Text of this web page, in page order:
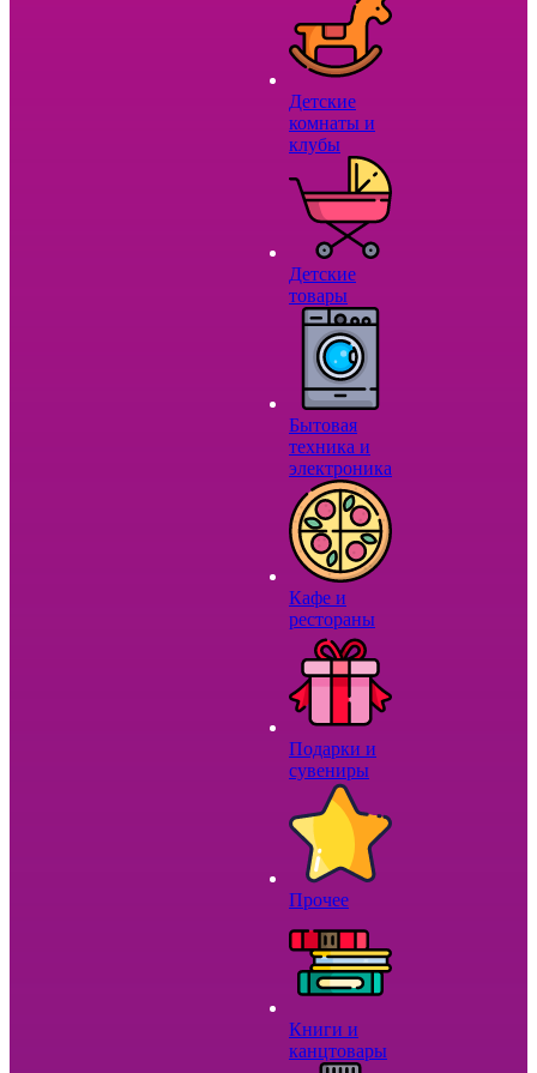
Детские
комнаты и
клубы
Детские
товары
Бытовая
техника и
электроника
Кафе и
рестораны
Подарки и
сувениры
Прочее
Книги и
канцтовары